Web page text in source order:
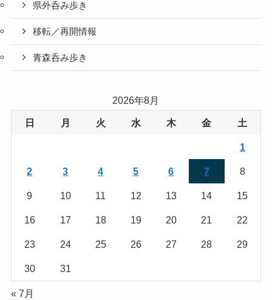
県外呑み歩き
移転／再開情報
青森呑み歩き
2026年8月
日 月 火 水 木 金 土
1
2 3 4 5 6 7 8
9 10 11 12 13 14 15
16 17 18 19 20 21 22
23 24 25 26 27 28 29
30 31
« 7月